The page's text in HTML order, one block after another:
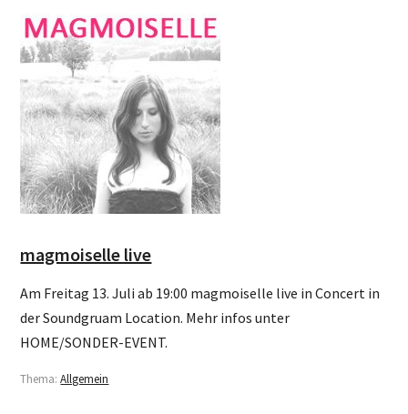
magmoiselle live
Am Freitag 13. Juli ab 19:00 magmoiselle live in Concert in
der Soundgruam Location. Mehr infos unter
HOME/SONDER-EVENT.
Thema:Allgemein